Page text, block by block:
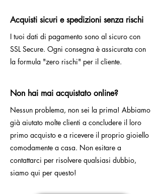
Acquisti sicuri e spedizioni senza rischi
I tuoi dati di pagamento sono al sicuro con
SSL Secure. Ogni consegna è assicurata con
la formula "zero rischi" per il cliente.
Non hai mai acquistato online?
Nessun problema, non sei la prima! Abbiamo
già aiutato molte clienti a concludere il loro
primo acquisto e a ricevere il proprio gioiello
comodamente a casa. Non esitare a
contattarci per risolvere qualsiasi dubbio,
siamo qui per questo!